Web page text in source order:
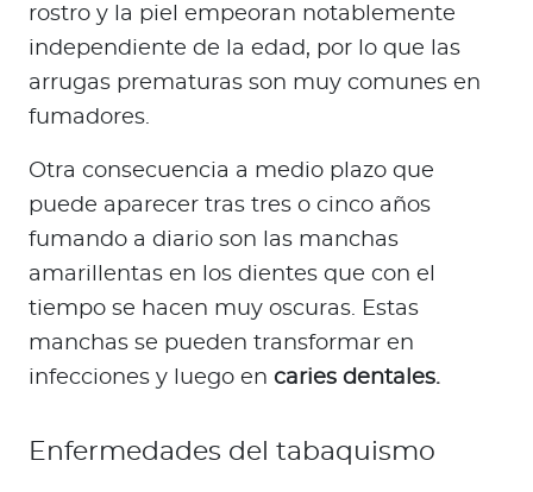
rostro y la piel empeoran notablemente
independiente de la edad, por lo que las
arrugas prematuras son muy comunes en
fumadores.
Otra consecuencia a medio plazo que
puede aparecer tras tres o cinco años
fumando a diario son las manchas
amarillentas en los dientes que con el
tiempo se hacen muy oscuras. Estas
manchas se pueden transformar en
infecciones y luego en caries dentales.
Enfermedades del tabaquismo